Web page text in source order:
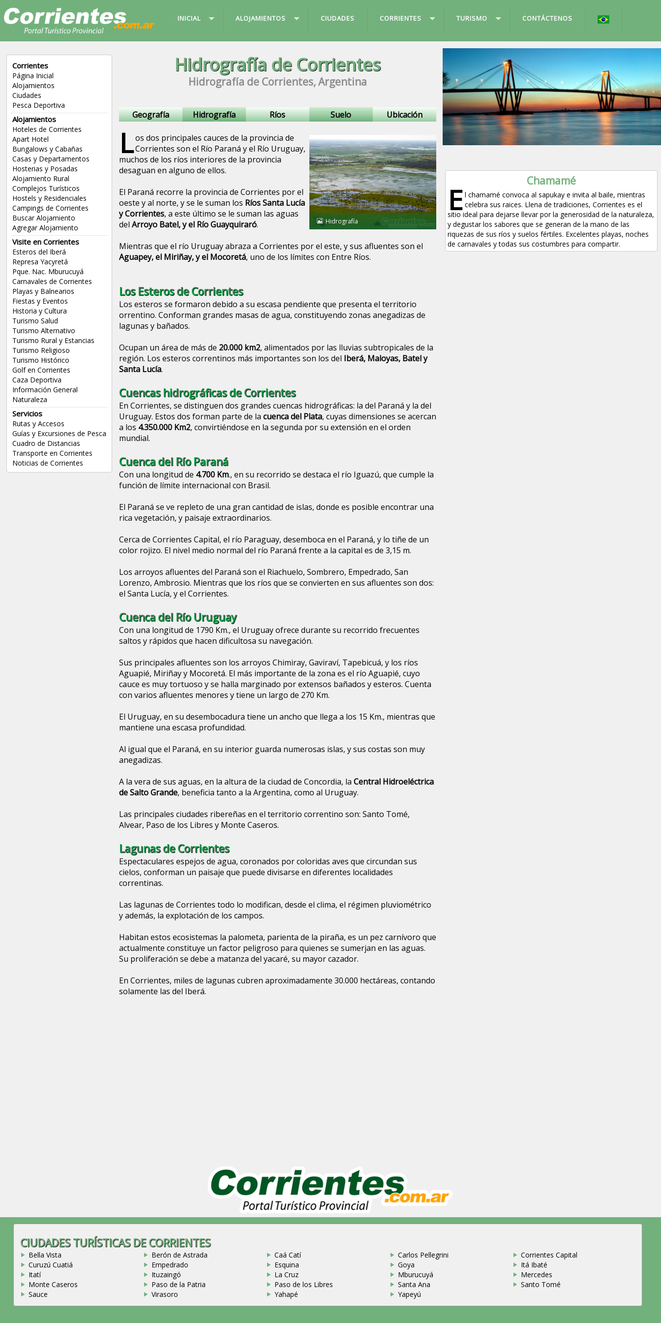
INICIAL ALOJAMIENTOS CIUDADES CORRIENTES TURISMO CONTÁCTENOS
Corrientes
Página Inicial
Alojamientos
Ciudades
Pesca Deportiva
Alojamientos
Hoteles de Corrientes
Apart Hotel
Bungalows y Cabañas
Casas y Departamentos
Hosterias y Posadas
Alojamiento Rural
Complejos Turísticos
Hostels y Residenciales
Campings de Corrientes
Buscar Alojamiento
Agregar Alojamiento
Visite en Corrientes
Esteros del Iberá
Represa Yacyretá
Pque. Nac. Mburucuyá
Carnavales de Corrientes
Playas y Balnearios
Fiestas y Eventos
Historia y Cultura
Turismo Salud
Turismo Alternativo
Turismo Rural y Estancias
Turismo Religioso
Turismo Histórico
Golf en Corrientes
Caza Deportiva
Información General
Naturaleza
Servicios
Rutas y Accesos
Guías y Excursiones de Pesca
Cuadro de Distancias
Transporte en Corrientes
Noticias de Corrientes
Hidrografía de Corrientes
Hidrografía de Corrientes, Argentina
Geografía Hidrografía Ríos Suelo Ubicación
Hidrografía
Los dos principales cauces de la provincia de
Corrientes son el Río Paraná y el Río Uruguay,
muchos de los ríos interiores de la provincia
desaguan en alguno de ellos.
El Paraná recorre la provincia de Corrientes por el
oeste y al norte, y se le suman los Ríos Santa Lucía
y Corrientes, a este último se le suman las aguas
del Arroyo Batel, y el Río Guayquiraró.
Mientras que el río Uruguay abraza a Corrientes por el este, y sus afluentes son el
Aguapey, el Miriñay, y el Mocoretá, uno de los límites con Entre Ríos.
Los Esteros de Corrientes
Los esteros se formaron debido a su escasa pendiente que presenta el territorio
orrentino. Conforman grandes masas de agua, constituyendo zonas anegadizas de
lagunas y bañados.
Ocupan un área de más de 20.000 km2, alimentados por las lluvias subtropicales de la
región. Los esteros correntinos más importantes son los del Iberá, Maloyas, Batel y
Santa Lucía.
Cuencas hidrográficas de Corrientes
En Corrientes, se distinguen dos grandes cuencas hidrográficas: la del Paraná y la del
Uruguay. Estos dos forman parte de la cuenca del Plata, cuyas dimensiones se acercan
a los 4.350.000 Km2, convirtiéndose en la segunda por su extensión en el orden
mundial.
Cuenca del Río Paraná
Con una longitud de 4.700 Km., en su recorrido se destaca el río Iguazú, que cumple la
función de límite internacional con Brasil.
El Paraná se ve repleto de una gran cantidad de islas, donde es posible encontrar una
rica vegetación, y paisaje extraordinarios.
Cerca de Corrientes Capital, el río Paraguay, desemboca en el Paraná, y lo tiñe de un
color rojizo. El nivel medio normal del río Paraná frente a la capital es de 3,15 m.
Los arroyos afluentes del Paraná son el Riachuelo, Sombrero, Empedrado, San
Lorenzo, Ambrosio. Mientras que los ríos que se convierten en sus afluentes son dos:
el Santa Lucía, y el Corrientes.
Cuenca del Río Uruguay
Con una longitud de 1790 Km., el Uruguay ofrece durante su recorrido frecuentes
saltos y rápidos que hacen dificultosa su navegación.
Sus principales afluentes son los arroyos Chimiray, Gaviraví, Tapebicuá, y los ríos
Aguapié, Miriñay y Mocoretá. El más importante de la zona es el río Aguapié, cuyo
cauce es muy tortuoso y se halla marginado por extensos bañados y esteros. Cuenta
con varios afluentes menores y tiene un largo de 270 Km.
El Uruguay, en su desembocadura tiene un ancho que llega a los 15 Km., mientras que
mantiene una escasa profundidad.
Al igual que el Paraná, en su interior guarda numerosas islas, y sus costas son muy
anegadizas.
A la vera de sus aguas, en la altura de la ciudad de Concordia, la Central Hidroeléctrica
de Salto Grande, beneficia tanto a la Argentina, como al Uruguay.
Las principales ciudades ribereñas en el territorio correntino son: Santo Tomé,
Alvear, Paso de los Libres y Monte Caseros.
Lagunas de Corrientes
Espectaculares espejos de agua, coronados por coloridas aves que circundan sus
cielos, conforman un paisaje que puede divisarse en diferentes localidades
correntinas.
Las lagunas de Corrientes todo lo modifican, desde el clima, el régimen pluviométrico
y además, la explotación de los campos.
Habitan estos ecosistemas la palometa, parienta de la piraña, es un pez carnívoro que
actualmente constituye un factor peligroso para quienes se sumerjan en las aguas.
Su proliferación se debe a matanza del yacaré, su mayor cazador.
En Corrientes, miles de lagunas cubren aproximadamente 30.000 hectáreas, contando
solamente las del Iberá.
Chamamé
E l chamamé convoca al sapukay e invita al baile, mientras
celebra sus raices. Llena de tradiciones, Corrientes es el
sitio ideal para dejarse llevar por la generosidad de la naturaleza,
y degustar los sabores que se generan de la mano de las
riquezas de sus ríos y suelos fértiles. Excelentes playas, noches
de carnavales y todas sus costumbres para compartir.
CIUDADES TURÍSTICAS DE CORRIENTES
Bella Vista Berón de Astrada Caá Catí Carlos Pellegrini
Corrientes Capital
Curuzú Cuatiá
Empedrado Esquina Goya
Itá Ibaté
Itatí
Ituzaingó La Cruz Mburucuyá
Mercedes
Monte Caseros
Paso de la Patria Paso de los Libres Santa Ana
Santo Tomé
Sauce
Virasoro Yahapé Yapeyú